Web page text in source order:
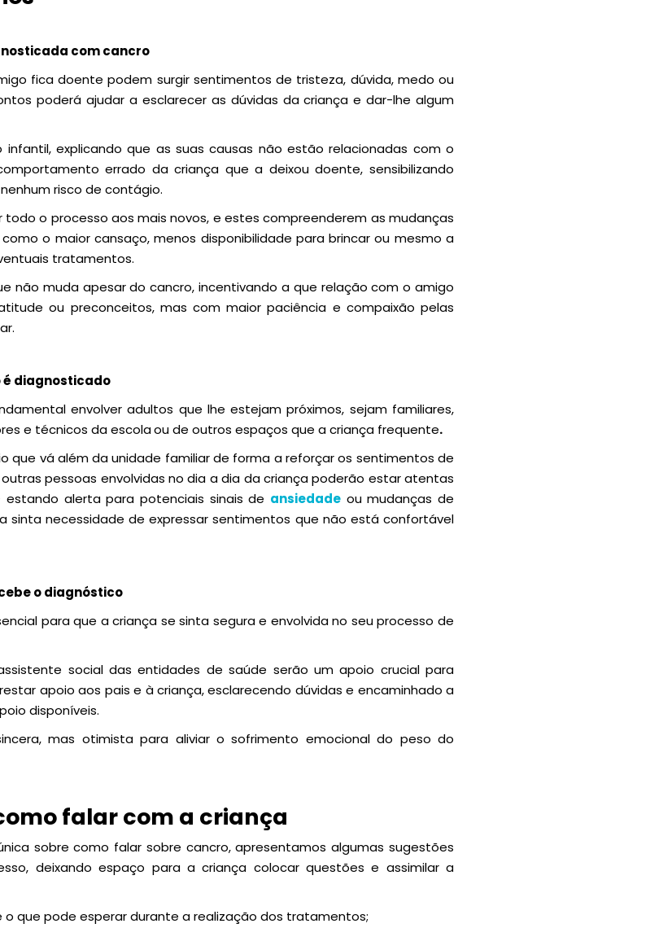
com cancro
fica doente podem surgir sentimentos de tristeza, dúvida, medo ou
poderá ajudar a esclarecer as dúvidas da criança e dar-lhe algum
explicando que as suas causas não estão relacionadas com o
errado da criança que a deixou doente, sensibilizando
risco de contágio.
o processo aos mais novos, e estes compreenderem as mudanças
o maior cansaço, menos disponibilidade para brincar ou mesmo a
tratamentos.
não muda apesar do cancro, incentivando a que relação com o amigo
ou preconceitos, mas com maior paciência e compaixão pelas
é diagnosticado
envolver adultos que lhe estejam próximos, sejam familiares,
e técnicos da escolaou de outros espaços que a criança frequente.
que vá além da unidade familiar de forma a reforçar os sentimentos de
pessoas envolvidas no dia a dia da criança poderão estar atentas
alerta para potenciais sinais de ansiedadeou mudanças de
necessidade de expressar sentimentos que não está confortável
o diagnóstico
para que a criança se sinta segura e envolvida no seu processo de
social das entidades de saúde serão um apoio crucial para
apoio aos pais e à criança, esclarecendo dúvidas e encaminhado a
disponíveis.
mas otimista para aliviar o sofrimento emocional do peso do
falar com a criança
sobre como falar sobre cancro, apresentamos algumas sugestões
deixando espaço para a criança colocar questões e assimilar a
o que pode esperar durante a realização dos tratamentos;